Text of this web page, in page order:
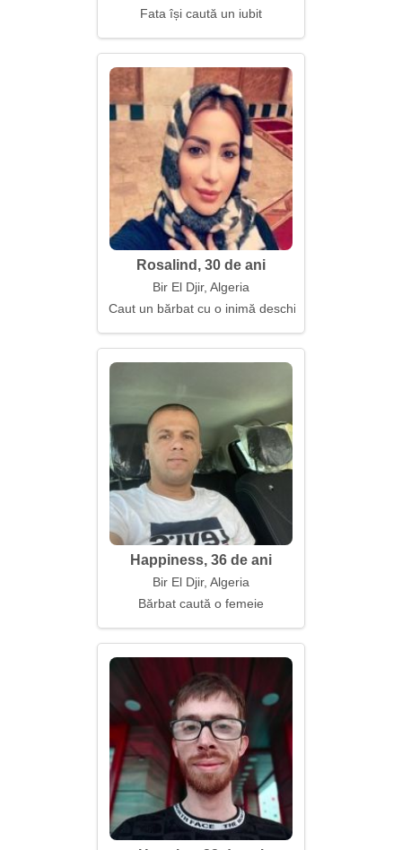
Fata își caută un iubit
Rosalind, 30 de ani
Bir El Djir, Algeria
Caut un bărbat cu o inimă deschisă
Happiness, 36 de ani
Bir El Djir, Algeria
Bărbat caută o femeie